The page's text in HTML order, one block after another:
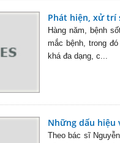
Phát hiện, xử trí
Hàng năm, bệnh
mắc bệnh, trong
khá đa dạng, c...
Những dấu hiệu
Theo bác sĩ